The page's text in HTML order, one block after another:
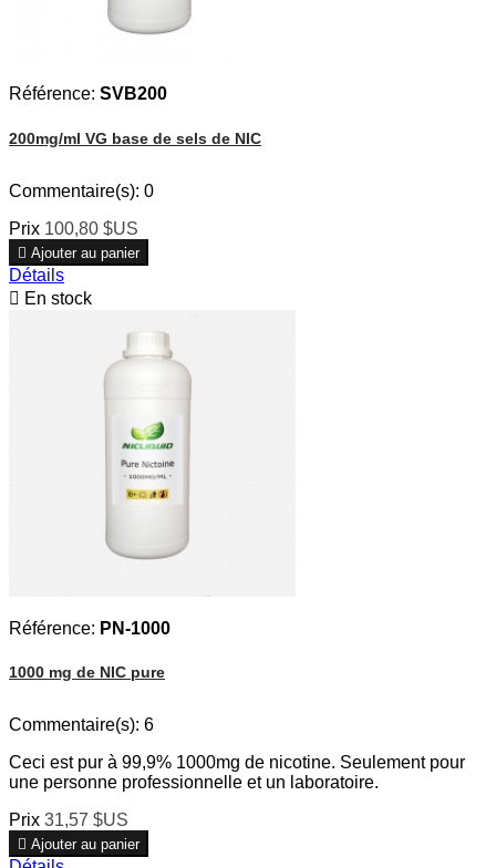
Référence: SVB200
200mg/ml VG base de sels de NIC
Commentaire(s): 0
Prix 100,80 $US
 Ajouter au panier
Détails
 En stock
Référence: PN-1000
1000 mg de NIC pure
Commentaire(s): 6
Ceci est pur à 99,9% 1000mg de nicotine. Seulement pour
une personne professionnelle et un laboratoire.
Prix 31,57 $US
 Ajouter au panier